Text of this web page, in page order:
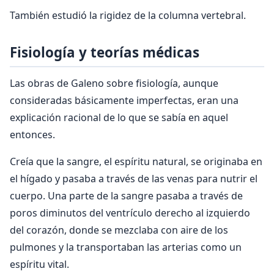
También estudió la rigidez de la columna vertebral.
Fisiología y teorías médicas
Las obras de Galeno sobre fisiología, aunque
consideradas básicamente imperfectas, eran una
explicación racional de lo que se sabía en aquel
entonces.
Creía que la sangre, el espíritu natural, se originaba en
el hígado y pasaba a través de las venas para nutrir el
cuerpo. Una parte de la sangre pasaba a través de
poros diminutos del ventrículo derecho al izquierdo
del corazón, donde se mezclaba con aire de los
pulmones y la transportaban las arterias como un
espíritu vital.